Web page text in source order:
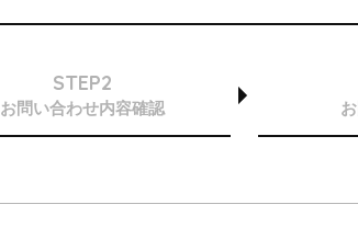
STEP2
お問い合わせ内容確認